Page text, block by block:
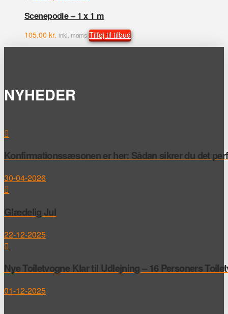
Scenepodie – 1 x 1 m
105,00 kr. inkl. moms Tilføj til tilbud
NYHEDER
Konfirmationssæsonen er her: Sådan sikrer du det
30-04-2026
Glædelig Jul
22-12-2025
Nye Toiletvogne Klar til Udlejning – 16 Personers
01-12-2025